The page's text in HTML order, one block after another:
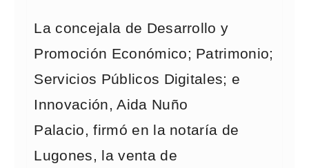
La concejala de Desarrollo y
Promoción Económico; Patrimonio;
Servicios Públicos Digitales; e
Innovación, Aida Nuño
Palacio, firmó en la notaría de
Lugones, la venta de